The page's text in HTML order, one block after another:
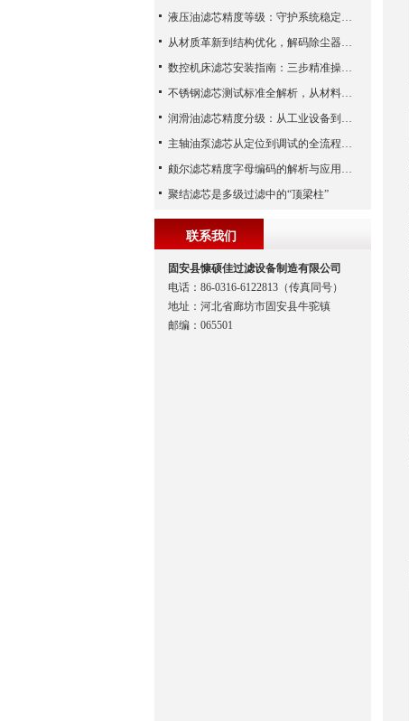
液压油滤芯精度等级：守护系统稳定与寿命的“微米标尺”
从材质革新到结构优化，解码除尘器滤芯性能跃升的核心逻辑
数控机床滤芯安装指南：三步精准操作，杜绝设备“亚健康”
不锈钢滤芯测试标准全解析，从材料性能到应用场景的严苛验证
润滑油滤芯精度分级：从工业设备到精密系统的过滤密码
主轴油泵滤芯从定位到调试的全流程解析
颇尔滤芯精度字母编码的解析与应用指南
聚结滤芯是多级过滤中的“顶梁柱”
联系我们
固安县慷硕佳过滤设备制造有限公司
电话：86-0316-6122813（传真同号）
地址：河北省廊坊市固安县牛驼镇
邮编：065501